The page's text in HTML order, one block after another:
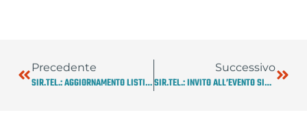
Precedente
SIR.TEL.: AGGIORNAMENTO LISTINO VIDEO SYSTEMS BOSCH DECORRENZA 01/09/2022
Successivo
SIR.TEL.: INVITO ALL’EVENTO SICUREZZA UNIFICATA DEL 15/09/2022